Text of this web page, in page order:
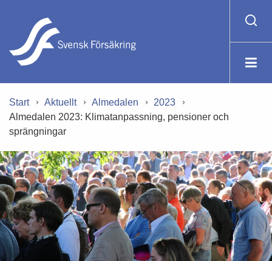
Start Aktuellt Almedalen
2023
Almedalen 2023: Klimatanpassning, pensioner och
sprängningar